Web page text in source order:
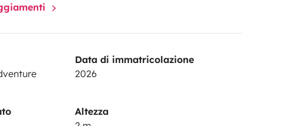
Data di immatricolazione
2026
Altezza